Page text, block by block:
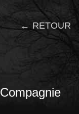
← RETOUR
Compagnie